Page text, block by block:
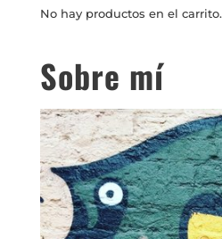
No hay productos en el carrito.
Sobre mí